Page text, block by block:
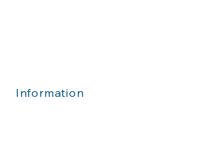
Information